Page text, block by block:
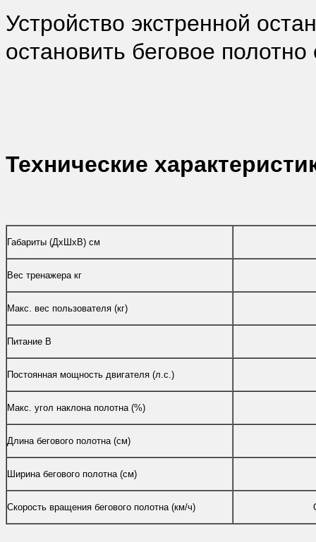
Устройство экстренной
остановить беговое
Технические
Габариты (ДхШхВ) см
Вес тренажера кг
Макс. вес пользователя (кг)
Питание В
Постоянная мощность двигателя (л.с.)
Макс. угол наклона полотна (%)
Длина бегового полотна (см)
Ширина бегового полотна (см)
Скорость вращения бегового полотна (км/ч)